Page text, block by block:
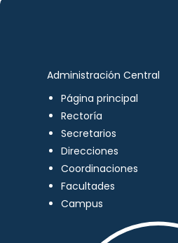
Administración Central
Página principal
Rectoría
Secretarios
Direcciones
Coordinaciones
Facultades
Campus